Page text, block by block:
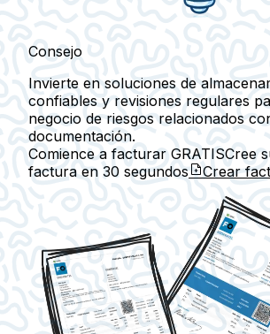
Consejo
Invierte en soluciones de
confiables y revisiones regulares
negocio de riesgos relacionados
documentación.
Comience a facturar GRATISCree
factura en 30 segundos Crear